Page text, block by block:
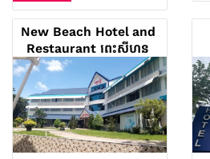
New Beach Hotel and
Restaurant ព្រះសីហនុ